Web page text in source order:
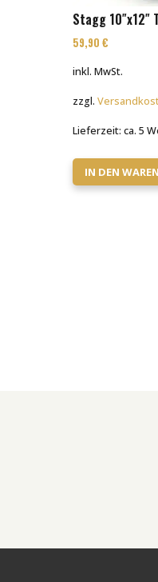
Stagg 10″x12″
59,90€
inkl. MwSt.
zzgl.
Lieferzeit:ca. 5
IN DEN